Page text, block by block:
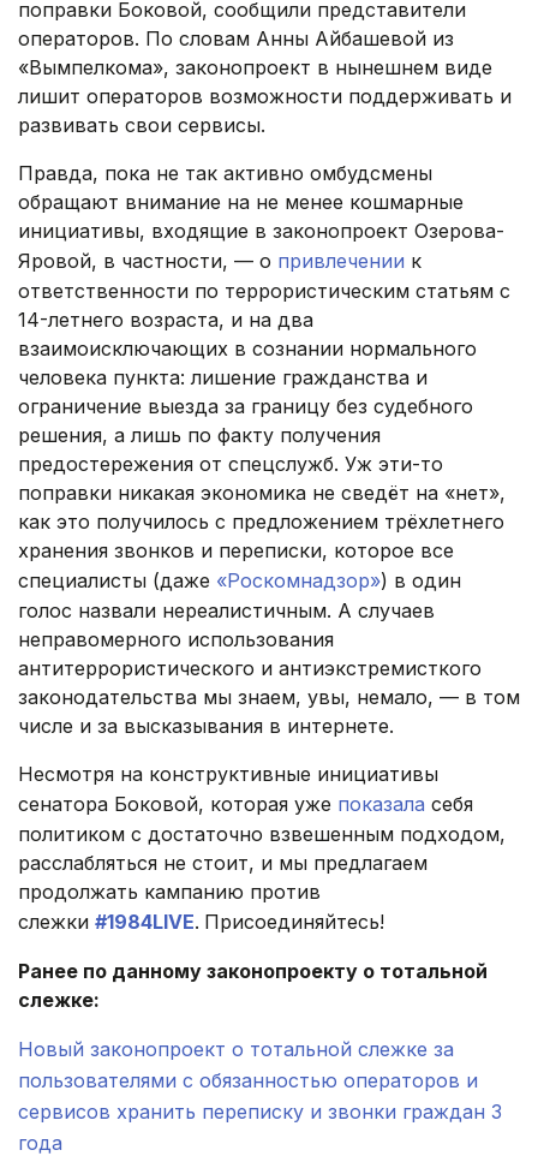
поправки Боковой, сообщили представители
операторов. По словам Анны Айбашевой из
«Вымпелкома», законопроект в нынешнем виде
лишит операторов возможности поддерживать и
развивать свои сервисы.
Правда, пока не так активно омбудсмены
обращают внимание на не менее кошмарные
инициативы, входящие в законопроект Озерова-
Яровой, в частности, — о привлечении к
ответственности по террористическим статьям с
14-летнего возраста, и на два
взаимоисключающих в сознании нормального
человека пункта: лишение гражданства и
ограничение выезда за границу без судебного
решения, а лишь по факту получения
предостережения от спецслужб. Уж эти-то
поправки никакая экономика не сведёт на «нет»,
как это получилось с предложением трёхлетнего
хранения звонков и переписки, которое все
специалисты (даже «Роскомнадзор») в один
голос назвали нереалистичным. А случаев
неправомерного использования
антитеррористического и антиэкстремисткого
законодательства мы знаем, увы, немало, — в том
числе и за высказывания в интернете.
Несмотря на конструктивные инициативы
сенатора Боковой, которая уже показала себя
политиком с достаточно взвешенным подходом,
расслабляться не стоит, и мы предлагаем
продолжать кампанию против
слежки #1984LIVE. Присоединяйтесь!
Ранее по данному законопроекту о тотальной
слежке:
Новый законопроект о тотальной слежке за
пользователями с обязанностью операторов и
сервисов хранить переписку и звонки граждан 3
года